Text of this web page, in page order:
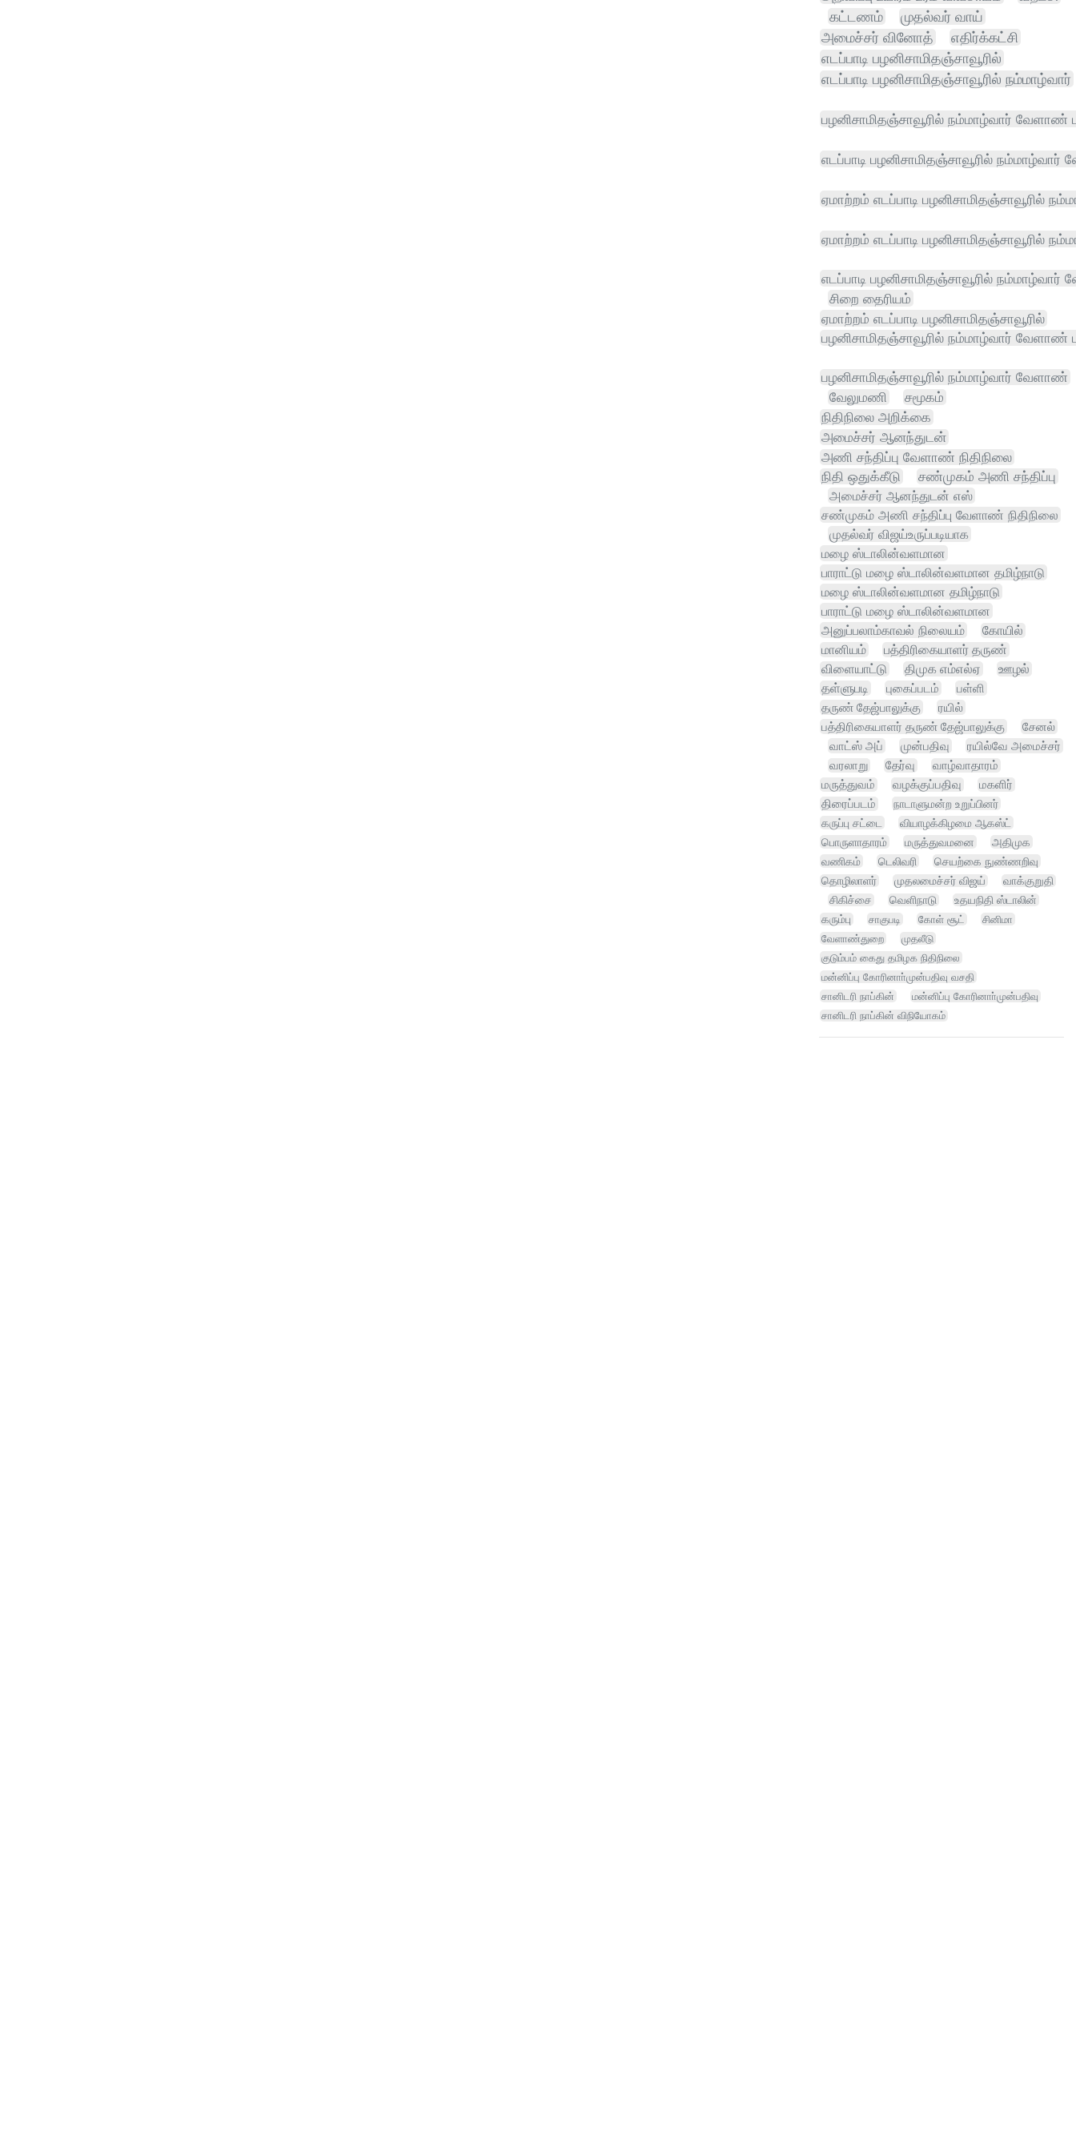
கட்டணம்
முதல்வர் வாய்
அமைச்சர் வினோத்
எதிர்க்கட்சி
எடப்பாடி பழனிசாமிதஞ்சாவூரில்
எடப்பாடி பழனிசாமிதஞ்சாவூரில் நம்மாழ்வார்
பழனிசாமிதஞ்சாவூரில் நம்மாழ்வார் வேளாண்
எடப்பாடி பழனிசாமிதஞ்சாவூரில்
ஏமாற்றம் எடப்பாடி பழனிசாமிதஞ்சாவூரில்
ஏமாற்றம் எடப்பாடி பழனிசாமிதஞ்சாவூரில்
எடப்பாடி பழனிசாமிதஞ்சாவூரில்
சிறை தைரியம்
ஏமாற்றம் எடப்பாடி பழனிசாமிதஞ்சாவூரில்
பழனிசாமிதஞ்சாவூரில் நம்மாழ்வார் வேளாண்
பழனிசாமிதஞ்சாவூரில் நம்மாழ்வார் வேளாண்
வேலுமணி
சமூகம்
நிதிநிலை அறிக்கை
அமைச்சர் ஆனந்துடன்
அணி சந்திப்பு வேளாண் நிதிநிலை
நிதி ஒதுக்கீடு
சண்முகம் அணி சந்திப்பு
அமைச்சர் ஆனந்துடன் எஸ்
சண்முகம் அணி சந்திப்பு வேளாண் நிதிநிலை
முதல்வர் விஜய்உருப்படியாக
மழை ஸ்டாலின்வளமான
பாராட்டு மழை ஸ்டாலின்வளமான தமிழ்நாடு
மழை ஸ்டாலின்வளமான தமிழ்நாடு
பாராட்டு மழை ஸ்டாலின்வளமான
அனுப்பலாம்காவல் நிலையம்
கோயில்
மானியம்
பத்திரிகையாளர் தருண்
விளையாட்டு
திமுக எம்எல்ஏ
ஊழல்
தள்ளுபடி
புகைப்படம்
பள்ளி
தருண் தேஜ்பாலுக்கு
ரயில்
பத்திரிகையாளர் தருண் தேஜ்பாலுக்கு
சேனல்
வாட்ஸ் அப்
முன்பதிவு ரயில்வே அமைச்சர்
வரலாறு தேர்வு
வாழ்வாதாரம்
மருத்துவம்
வழக்குப்பதிவு
மகளிர்
திரைப்படம்
நாடாளுமன்ற உறுப்பினர்
கருப்பு சட்டை
வியாழக்கிழமை ஆகஸ்ட்
பொருளாதாரம்
மருத்துவமனை
அதிமுக
வணிகம்
டெலிவரி செயற்கை நுண்ணறிவு
தொழிலாளர் முதலமைச்சர் விஜய்
வாக்குறுதி
சிகிச்சை
வெளிநாடு
உதயநிதி ஸ்டாலின்
கரும்பு
சாகுபடி கோள் சூட்
சினிமா
வேளாண்துறை
முதலீடு
குடும்பம் கைது தமிழக நிதிநிலை
மன்னிப்பு கோரினாா்முன்பதிவு வசதி
சானிடரி நாப்கின்
மன்னிப்பு கோரினாா்முன்பதிவு
சானிடரி நாப்கின் விநியோகம்